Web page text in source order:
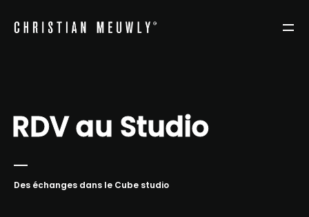
RDV au Studio
Des échanges dans le Cube studio